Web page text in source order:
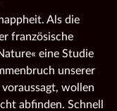
Als die
französische
eine Studie
unserer
wollen
abfinden. Schnell